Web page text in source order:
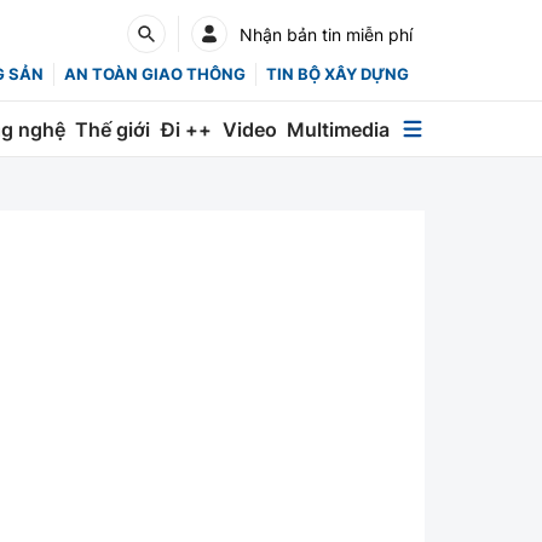
Nhận bản tin miễn phí
SẢN AN TOÀN GIAO THÔNG TIN BỘ XÂY DỰNG
nghệ Thế giới Đi ++ Video Multimedia